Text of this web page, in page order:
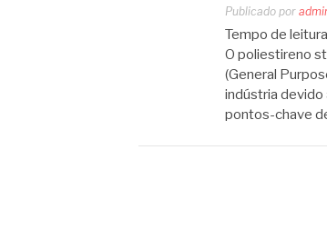
Publicado por
Tempo de
O poliestireno
(General
indústria
pontos-chave